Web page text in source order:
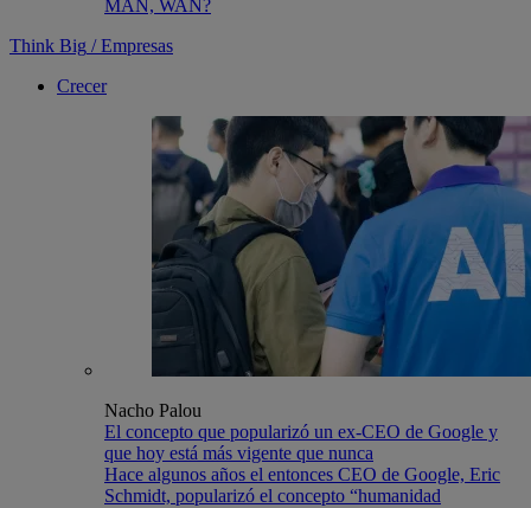
MAN, WAN?
Think Big / Empresas
Crecer
Nacho Palou
El concepto que popularizó un ex-CEO de Google y
que hoy está más vigente que nunca
Hace algunos años el entonces CEO de Google, Eric
Schmidt, popularizó el concepto “humanidad